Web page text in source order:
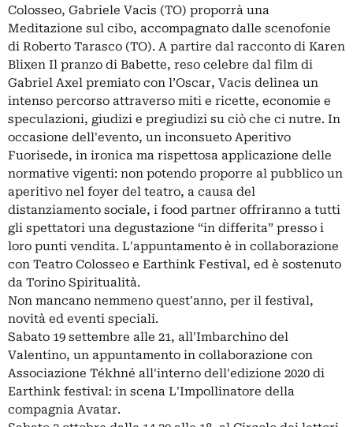
Colosseo, Gabriele Vacis (TO) proporrà una
Meditazione sul cibo, accompagnato dalle scenofonie
di Roberto Tarasco (TO). A partire dal racconto di Karen
Blixen Il pranzo di Babette, reso celebre dal film di
Gabriel Axel premiato con l’Oscar, Vacis delinea un
intenso percorso attraverso miti e ricette, economie e
speculazioni, giudizi e pregiudizi su ciò che ci nutre. In
occasione dell'evento, un inconsueto Aperitivo
Fuorisede, in ironica ma rispettosa applicazione delle
normative vigenti: non potendo proporre al pubblico un
aperitivo nel foyer del teatro, a causa del
distanziamento sociale, i food partner offriranno a tutti
gli spettatori una degustazione “in differita” presso i
loro punti vendita. L'appuntamento è in collaborazione
con Teatro Colosseo e Earthink Festival, ed è sostenuto
da Torino Spiritualità.
Non mancano nemmeno quest'anno, per il festival,
novità ed eventi speciali.
Sabato 19 settembre alle 21, all'Imbarchino del
Valentino, un appuntamento in collaborazione con
Associazione Tékhné all'interno dell'edizione 2020 di
Earthink festival: in scena L'Impollinatore della
compagnia Avatar.